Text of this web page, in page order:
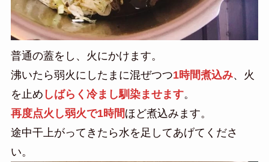
普通の蓋をし、火にかけます。
沸いたら弱火にしたまに混ぜつつ1時間煮込み、火
を止め しばらく冷まし馴染ませます。
再度点火し弱火で1時間ほど煮込みます。
途中干上がってきたら水を足してあげてくださ
い。